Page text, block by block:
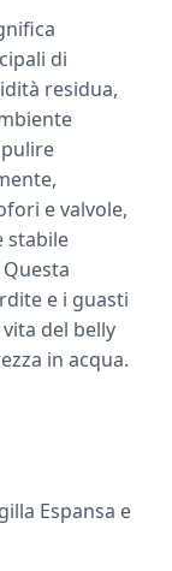
di
residua,
e valvole,
stabile
e i guasti
del belly
in acqua.
Espansa e